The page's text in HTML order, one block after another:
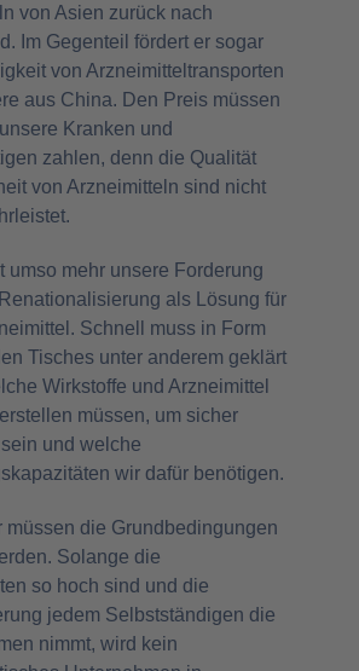
von Asien zurück nach
Im Gegenteil fördert er sogar
von Arzneimitteltransporten
aus China. Den Preis müssen
Kranken und
zahlen, denn die Qualität
von Arzneimitteln sind nicht
umso mehr unsere Forderung
als Lösung für
Schnell muss in Form
Tisches unter anderem geklärt
Wirkstoffe und Arzneimittel
müssen, um sicher
und welche
wir dafür benötigen.
müssen die Grundbedingungen
Solange die
so hoch sind und die
jedem Selbstständigen die
nimmt, wird kein